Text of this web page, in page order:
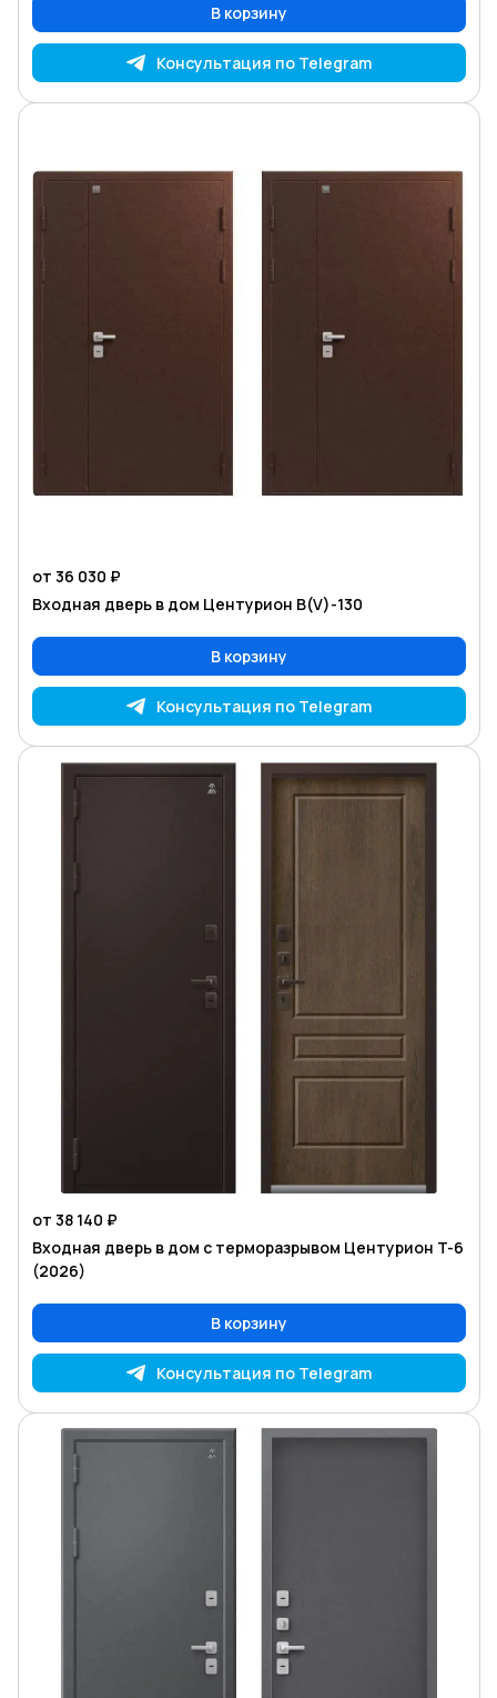
В корзину
Консультация по Telegram
от 36 030 ₽
Входная дверь в дом Центурион В(V)-130
В корзину
Консультация по Telegram
от 38 140 ₽
Входная дверь в дом с терморазрывом Центурион T-6
(2026)
В корзину
Консультация по Telegram